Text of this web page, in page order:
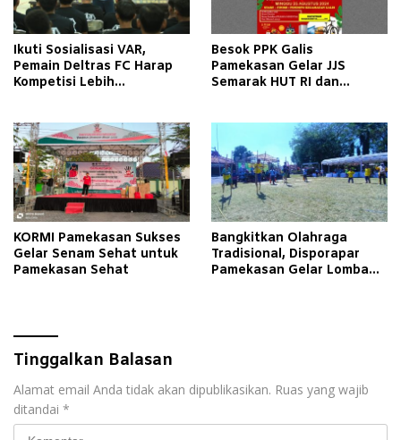
Ikuti Sosialisasi VAR,
Pemain Deltras FC Harap
Kompetisi Lebih
Besok PPK Galis
Pamekasan Gelar JJS
Semarak HUT RI dan
KORMI Pamekasan Sukses
Gelar Senam Sehat untuk
Pamekasan Sehat
Bangkitkan Olahraga
Tradisional, Disporapar
Pamekasan Gelar Lomba
Tinggalkan Balasan
Alamat email Anda tidak akan dipublikasikan. Ruas yang wajib
ditandai *